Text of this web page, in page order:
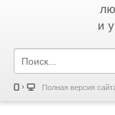
и
Полная версия